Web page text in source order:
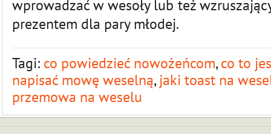
wprowadzać w wesoły lub też
prezentem dla pary młodej.
Tagi: co powiedzieć nowożeńcom,co to
napisać mowę weselną,jaki toast na
przemowa na weselu